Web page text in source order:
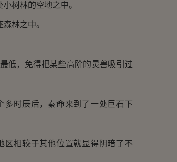
树林的空地之中。
林之中。
，免得把某些高阶的灵兽吸引过
时辰后，秦命来到了一处巨石下
相较于其他位置就显得阴暗了不